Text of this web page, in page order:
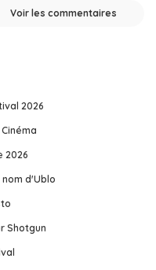
Voir les commentaires
2026
2026
nom d'Ublo
Shotgun